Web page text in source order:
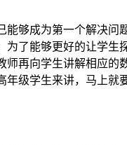
够成为第一个解决
了能够更好的让学
再向学生讲解相应
级学生来讲，马上